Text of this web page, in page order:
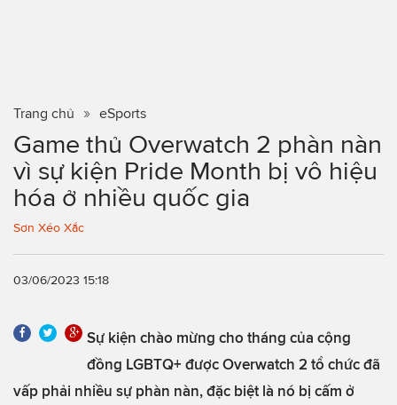
Trang chủ eSports
Game thủ Overwatch 2 phàn nàn
vì sự kiện Pride Month bị vô hiệu
hóa ở nhiều quốc gia
Sơn Xéo Xắc
03/06/2023 15:18
Sự kiện chào mừng cho tháng của cộng
đồng LGBTQ+ được Overwatch 2 tổ chức đã
vấp phải nhiều sự phàn nàn, đặc biệt là nó bị cấm ở